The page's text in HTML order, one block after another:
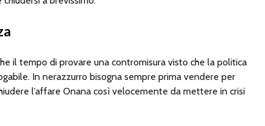
il tempo di provare una contromisura visto che la politica
In nerazzurro bisogna sempre prima vendere per
l’affare Onana così velocemente da mettere in crisi